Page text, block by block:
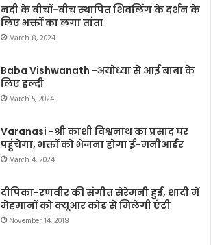
नदी के बीचों-बीच स्थापित शिवलिंग के दर्शन के
लिए भक्तों का लगा तांता
March 8, 2024
Baba Vishwanath -अयोध्या से आई बाबा के
लिए हल्दी
March 5, 2024
Varanasi -श्री काशी विश्वनाथ का प्रसाद घर
पहुंचेगा, भक्तों को भेजना होगा ई-मनीआर्डर
March 4, 2024
दीपिका-रणवीर की संगीत सेरेमनी हुई, शादी में
मेहमानों को क्यूआर कोड से मिलेगी एंट्री
November 14, 2018